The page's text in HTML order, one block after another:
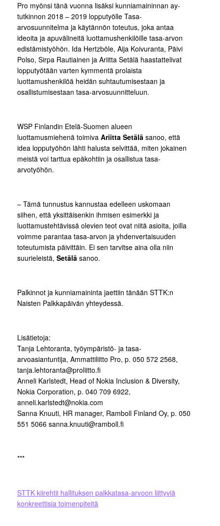
Pro myönsi tänä vuonna lisäksi kunniamaininnan ay-
tutkinnon 2018 – 2019 lopputyölle Tasa-
arvosuunnitelma ja käytännön toteutus, joka antaa
ideoita ja apuvälineitä luottamushenkilöille tasa-arvon
edistämistyöhön. Ida Hertzböle, Aija Koivuranta, Päivi
Polso, Sirpa Rautiainen ja Ariitta Setälä haastattelivat
lopputyötään varten kymmentä prolaista
luottamushenkilöä heidän suhtautumisestaan ja
osallistumisestaan tasa-arvosuunnitteluun.
WSP Finlandin Etelä-Suomen alueen
luottamusmiehenä toimiva Ariitta Setälä sanoo, että
idea lopputyöhön lähti halusta selvittää, miten jokainen
meistä voi tarttua epäkohtiin ja osallistua tasa-
arvotyöhön.
– Tämä tunnustus kannustaa edelleen uskomaan
siihen, että yksittäisenkin ihmisen esimerkki ja
luottamustehtävissä olevien teot ovat niitä asioita, joilla
voimme parantaa tasa-arvon ja yhdenvertaisuuden
toteutumista päivittäin. Ei sen tarvitse aina olla niin
suurieleistä, Setälä sanoo.
Palkinnot ja kunniamaininta jaettiin tänään STTK:n
Naisten Palkkapäivän yhteydessä.
Lisätietoja:
Tanja Lehtoranta, työympäristö- ja tasa-
arvoasiantuntija, Ammattiliitto Pro, p. 050 572 2568,
tanja.lehtoranta@proliitto.fi
Anneli Karlstedt, Head of Nokia Inclusion & Diversity,
Nokia Corporation, p. 040 709 6922,
anneli.karlstedt@nokia.com
Sanna Knuuti, HR manager, Ramboll Finland Oy, p. 050
551 5066 sanna.knuuti@ramboll.fi
***
STTK kiirehtii hallituksen palkkatasa-arvoon liittyviä
konkreettisia toimenpiteitä